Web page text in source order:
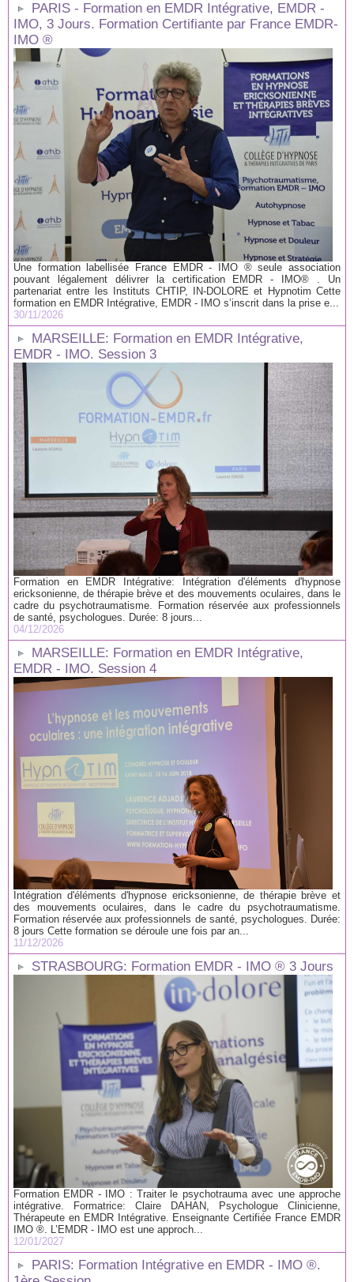
PARIS - Formation en EMDR Intégrative, EMDR -
IMO, 3 Jours. Formation Certifiante par France EMDR-
IMO ®
Une formation labellisée France EMDR - IMO ® seule association
pouvant légalement délivrer la certification EMDR - IMO® . Un
partenariat entre les Instituts CHTIP, IN-DOLORE et Hypnotim Cette
formation en EMDR Intégrative, EMDR - IMO s’inscrit dans la prise e...
30/11/2026
MARSEILLE: Formation en EMDR Intégrative,
EMDR - IMO. Session 3
Formation en EMDR Intégrative: Intégration d'éléments d'hypnose
ericksonienne, de thérapie brève et des mouvements oculaires, dans le
cadre du psychotraumatisme. Formation réservée aux professionnels
de santé, psychologues. Durée: 8 jours...
04/12/2026
MARSEILLE: Formation en EMDR Intégrative,
EMDR - IMO. Session 4
Intégration d'éléments d'hypnose ericksonienne, de thérapie brève et
des mouvements oculaires, dans le cadre du psychotraumatisme.
Formation réservée aux professionnels de santé, psychologues. Durée:
8 jours Cette formation se déroule une fois par an...
11/12/2026
STRASBOURG: Formation EMDR - IMO ® 3 Jours
Formation EMDR - IMO : Traiter le psychotrauma avec une approche
intégrative. Formatrice: Claire DAHAN, Psychologue Clinicienne,
Thérapeute en EMDR Intégrative. Enseignante Certifiée France EMDR
IMO ®. L’EMDR - IMO est une approch...
12/01/2027
PARIS: Formation Intégrative en EMDR - IMO ®.